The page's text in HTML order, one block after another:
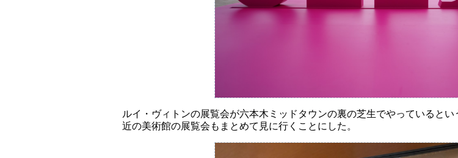
ルイ・ヴィトンの展覧会が六本木ミッドタウンの裏の芝生でやっていると
近の美術館の展覧会もまとめて見に行くことにした。